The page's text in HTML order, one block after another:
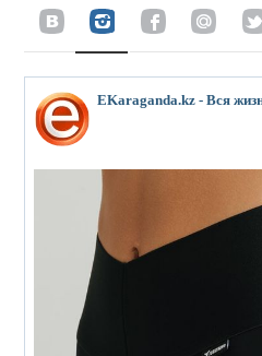
EKaraganda.kz - Вся